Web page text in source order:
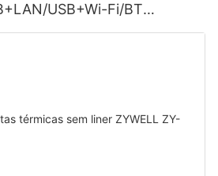
USB+Wi-Fi/BT